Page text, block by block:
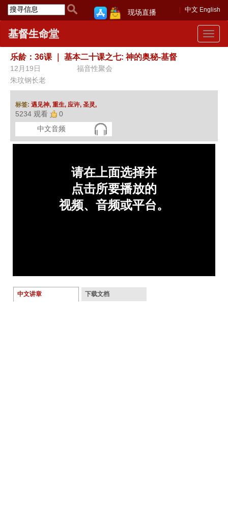
中文 English
现场直播
Toggle
基督生命堂
乐龄：36课 基本二十课之七: 神的奥秘-基督
12月19日
福音性聚会
朱玟钢长老
标签: 遇见神, 重生, 应许, 圣灵,
5234 观看
0
中文音频
中文讲章 下载文档